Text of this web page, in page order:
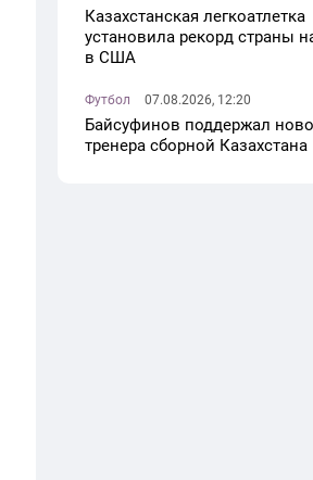
Казахстанская легкоатлетка
установила рекорд страны
в США
Футбол 07.08.2026, 12:20
Байсуфинов поддержал
тренера сборной Казахстана